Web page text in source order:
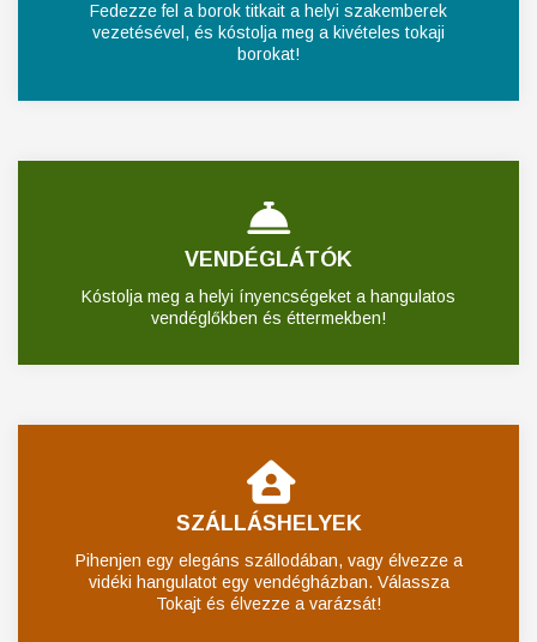
Fedezze fel a borok titkait a helyi szakemberek
vezetésével, és kóstolja meg a kivételes tokaji
borokat!
VENDÉGLÁTÓK
Kóstolja meg a helyi ínyencségeket a hangulatos
vendéglőkben és éttermekben!
SZÁLLÁSHELYEK
Pihenjen egy elegáns szállodában, vagy élvezze a
vidéki hangulatot egy vendégházban. Válassza
Tokajt és élvezze a varázsát!